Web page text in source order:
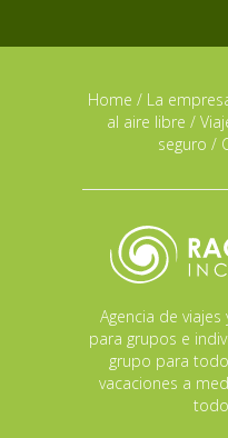
Home / La
al aire libre /
seguro /
Agencia de
para grupos e
grupo para
vacaciones a